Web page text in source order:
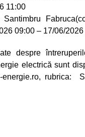
11:00
09:00 – 17/06/2026
despre
electrică sunt
energie.ro, rubrica: